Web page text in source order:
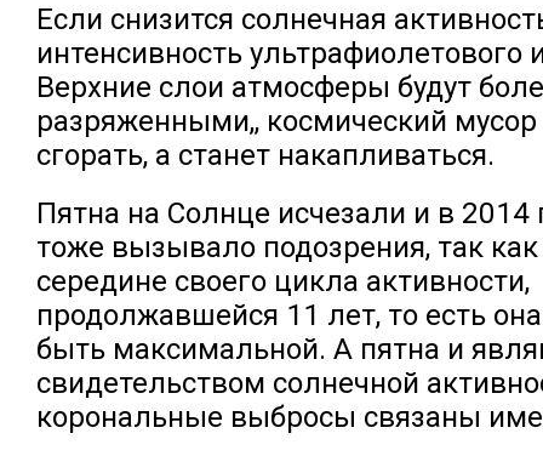
Если снизится солнечная
интенсивность ультрафиолетового
Верхние слои атмосферы будут
разряженными,, космический мусор
сгорать, а станет накапливаться.
Пятна на Солнце исчезали и в 2014
тоже вызывало подозрения, так
середине своего цикла активности,
продолжавшейся 11 лет, то есть
быть максимальной. А пятна и
свидетельством солнечной
корональные выбросы связаны